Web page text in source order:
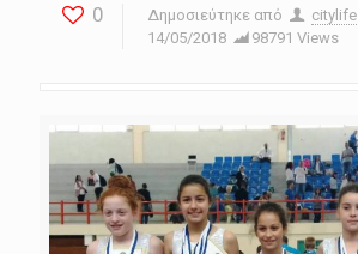
0 Δημοσιεύτηκε από citylife
14/05/2018
98791 Views